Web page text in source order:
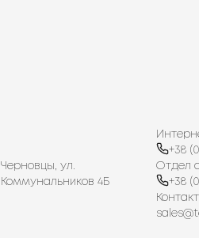
Черновцы, ул.
Коммунальников 4Б
+38
Отдел
+38